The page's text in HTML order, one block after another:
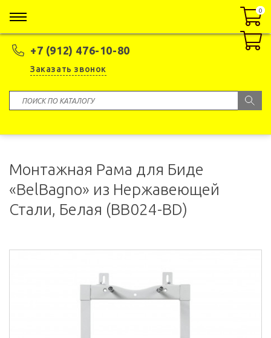
+7 (912) 476-10-80
Заказать звонок
0
0
Монтажная Рама для Биде
«BelBagno» из Нержавеющей
Стали, Белая (BB024-BD)